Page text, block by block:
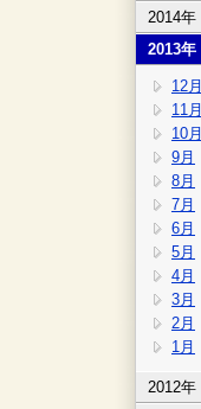
2014年
2013年
12月
11月
10月
9月
8月
7月
6月
5月
4月
3月
2月
1月
2012年